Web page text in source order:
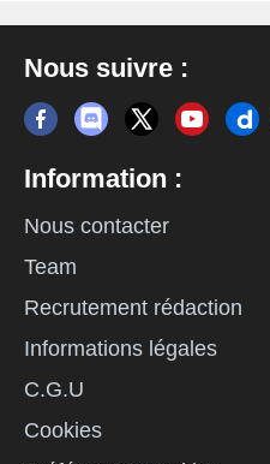
Nous suivre :
Information :
Nous contacter
Team
Recrutement rédaction
Informations légales
C.G.U
Cookies